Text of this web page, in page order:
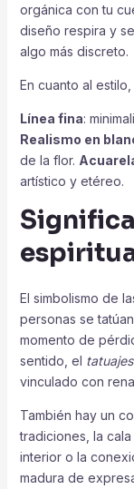
orgánica con tu
diseño respira y
algo más discreto.
En cuanto al
Línea fina:
Realismo en
de la flor.
artístico y etéreo.
El simbolismo de
personas se
momento de
sentido, el
vinculado con
También hay un
tradiciones, la
interior o la
madura de